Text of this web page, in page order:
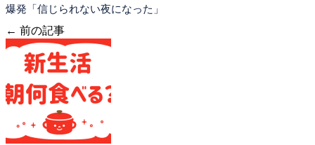
爆発「信じられない夜になった」
← 前の記事